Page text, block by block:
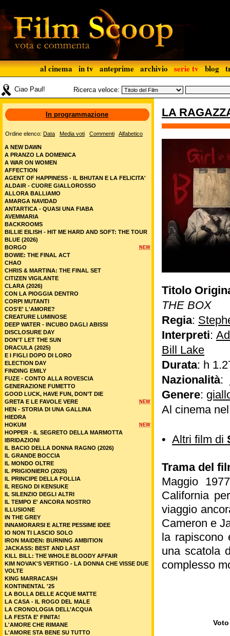
al cinema in tv anteprime archivio serie tv blog
Ciao Paul! Ricerca veloce:
LA
Titolo
THE BOX
Regia:
Interpreti:
Bill Lake
Durata: h
Nazionalità:
Genere:
Al cinema
• Altri film di
Trama del
Maggio
California
viaggio
Cameron e
la rapiscono
una scatola
complesso
In programmazione
Ordine elenco: Data Media voti Commenti Alfabetico
A NEW DAWN
A PRANZO LA DOMENICA
A WAR ON WOMEN
AFFECTION
AGENT OF HAPPINESS - IL BHUTAN E LA FELICITA'
ALDAIR - CUORE GIALLOROSSO
ALLORA BALLIAMO
AMARGA NAVIDAD
ANTARTICA - QUASI UNA FIABA
AVEMMARIA
BACKROOMS
BILLIE EILISH - HIT ME HARD AND SOFT: THE TOUR
BLUE (2026)
NEW
BORGO
BOWIE: THE FINAL ACT
CHAO
CHRIS & MARTINA: THE FINAL SET
CITIZEN VIGILANTE
CLARA (2026)
CON LA PIOGGIA DENTRO
CORPI MUTANTI
COS'E' L'AMORE?
CREATURE LUMINOSE
DEEP WATER - INCUBO DAGLI ABISSI
DISCLOSURE DAY
DON'T LET THE SUN
DRACULA (2025)
E I FIGLI DOPO DI LORO
ELECTION DAY
FINDING EMILY
FUZE - CONTO ALLA ROVESCIA
GENERAZIONE FUMETTO
GOOD LUCK, HAVE FUN, DON’T DIE
NEW
GRETA E LE FAVOLE VERE
HEN - STORIA DI UNA GALLINA
HIEDRA
NEW
HOKUM
HOPPER - IL SEGRETO DELLA MARMOTTA
IBRIDAZIONI
IL BACIO DELLA DONNA RAGNO (2026)
IL GRANDE BOCCIA
IL MONDO OLTRE
IL PRIGIONIERO (2025)
IL PRINCIPE DELLA FOLLIA
IL REGNO DI KENSUKE
IL SILENZIO DEGLI ALTRI
IL TEMPO E' ANCORA NOSTRO
ILLUSIONE
IN THE GREY
INNAMORARSI E ALTRE PESSIME IDEE
IO NON TI LASCIO SOLO
IRON MAIDEN: BURNING AMBITION
JACKASS: BEST AND LAST
KILL BILL: THE WHOLE BLOODY AFFAIR
KIM NOVAK'S VERTIGO - LA DONNA CHE VISSE DUE
VOLTE
KING MARRACASH
KONTINENTAL '25
LA BOLLA DELLE ACQUE MATTE
LA CASA - IL ROGO DEL MALE
LA CRONOLOGIA DELL’ACQUA
LA FESTA E' FINITA!
L'AMORE CHE RIMANE
L'AMORE STA BENE SU TUTTO